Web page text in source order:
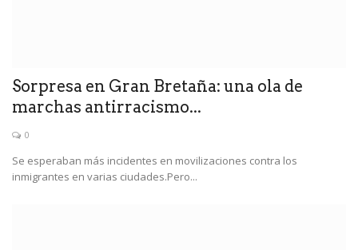
Sorpresa en Gran Bretaña: una ola de
marchas antirracismo...
0
Se esperaban más incidentes en movilizaciones contra los
inmigrantes en varias ciudades.Pero...